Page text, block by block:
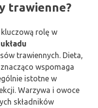
trawienne?
rolę w
układu
trawiennych. Dieta,
, znacząco wspomaga
istotne w
Warzywa i owoce
składników